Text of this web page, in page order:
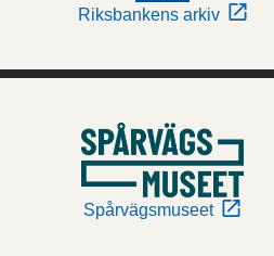
Riksbankens arkiv
Spårvägsmuseet